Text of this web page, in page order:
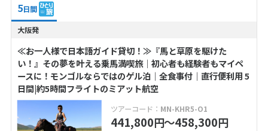
5日間
大阪発
≪お一人様で日本語ガイド貸切！≫『馬と草原を駆けた
い！』その夢を叶える乗馬満喫旅｜初心者も経験者もマイペ
ースに！モンゴルならではのゲル泊｜全食事付｜直行便利用 5
日間|約5時間フライトのミアット航空
ツアーコード： MN-KHR5-O1
441,800円〜458,300円